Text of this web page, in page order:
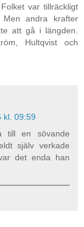
var tillräckligt
andra krafter
att gå i längden.
Hultqvist och
kl. 09:59
till en sövande
själv verkade
det enda han